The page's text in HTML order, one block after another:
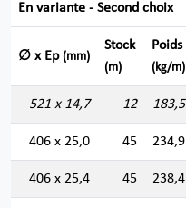
En variante - Second choix
∅ x Ep (mm)
Stock
(m)
Poids
(kg/m)
521 x 14,7 12 183,5
406 x 25,0 45 234,9
406 x 25,4 45 238,4